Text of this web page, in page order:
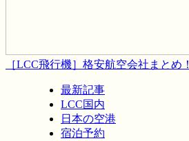
［LCC飛行機］格安航空会社まとめ！
最新記事
LCC国内
日本の空港
宿泊予約